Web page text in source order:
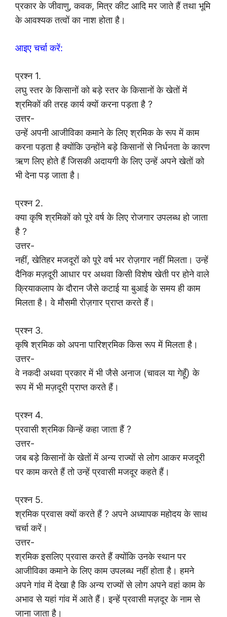
प्रकार के जीवाणु, कवक, मित्र कीट आदि मर जाते हैं तथा भूमि
के आवश्यक तत्वों का नाश होता है।
आइए चर्चा करें:
प्रश्न 1.
लघु स्तर के किसानों को बड़े स्तर के किसानों के खेतों में
श्रमिकों की तरह कार्य क्यों करना पड़ता है ?
उत्तर-
उन्हें अपनी आजीविका कमाने के लिए श्रमिक के रूप में काम
करना पड़ता है क्योंकि उन्होंने बड़े किसानों से निर्धनता के कारण
ऋण लिए होते हैं जिसकी अदायगी के लिए उन्हें अपने खेतों को
भी देना पड़ जाता है।
प्रश्न 2.
क्या कृषि श्रमिकों को पूरे वर्ष के लिए रोजगार उपलब्ध हो जाता
है ?
उत्तर-
नहीं, खेतिहर मजदूरों को पूरे वर्ष भर रोज़गार नहीं मिलता। उन्हें
दैनिक मज़दूरी आधार पर अथवा किसी विशेष खेती पर होने वाले
क्रियाकलाप के दौरान जैसे कटाई या बुआई के समय ही काम
मिलता है। वे मौसमी रोज़गार प्राप्त करते हैं।
प्रश्न 3.
कृषि श्रमिक को अपना पारिश्रमिक किस रूप में मिलता है।
उत्तर-
वे नकदी अथवा प्रकार में भी जैसे अनाज (चावल या गेहूँ) के
रूप में भी मज़दूरी प्राप्त करते हैं।
प्रश्न 4.
प्रवासी श्रमिक किन्हें कहा जाता हैं ?
उत्तर-
जब बड़े किसानों के खेतों में अन्य राज्यों से लोग आकर मजदूरी
पर काम करते हैं तो उन्हें प्रवासी मजदूर कहते हैं।
प्रश्न 5.
श्रमिक प्रवास क्यों करते हैं ? अपने अध्यापक महोदय के साथ
चर्चा करें।
उत्तर-
श्रमिक इसलिए प्रवास करते हैं क्योंकि उनके स्थान पर
आजीविका कमाने के लिए काम उपलब्ध नहीं होता है। हमने
अपने गांव में देखा है कि अन्य राज्यों से लोग अपने वहां काम के
अभाव से यहां गांव में आते हैं। इन्हें प्रवासी मज़दूर के नाम से
जाना जाता है।